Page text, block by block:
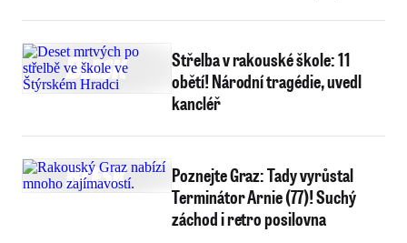
Střelba v rakouské škole: 11
obětí! Národní tragédie, uvedl
kancléř
Poznejte Graz: Tady vyrůstal
Terminátor Arnie (77)! Suchý
záchod i retro posilovna